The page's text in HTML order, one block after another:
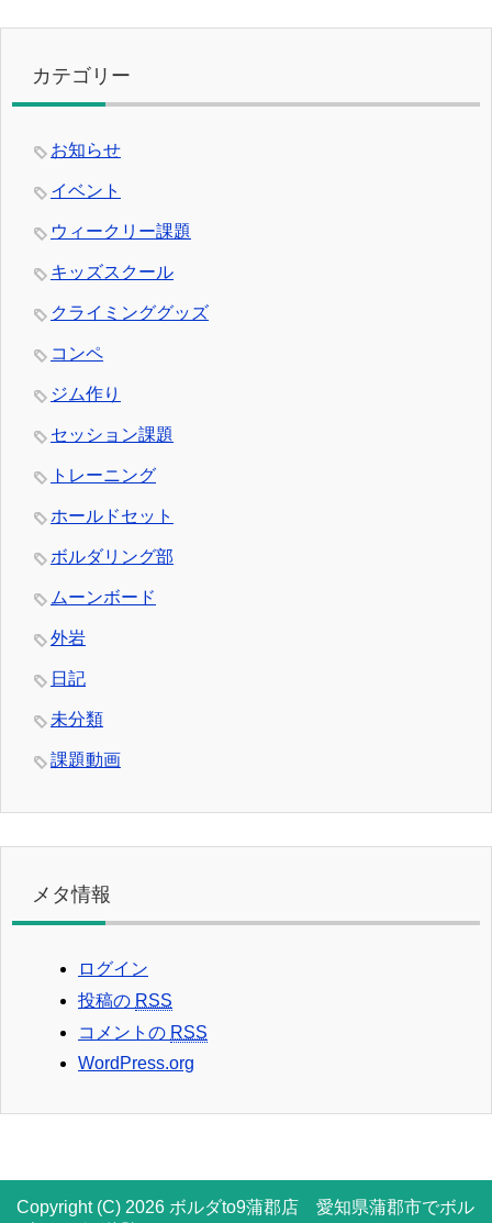
カテゴリー
お知らせ
イベント
ウィークリー課題
キッズスクール
クライミンググッズ
コンペ
ジム作り
セッション課題
トレーニング
ホールドセット
ボルダリング部
ムーンボード
外岩
日記
未分類
課題動画
メタ情報
ログイン
投稿の RSS
コメントの RSS
WordPress.org
Copyright (C) 2026 ボルダto9蒲郡店 愛知県蒲郡市でボル